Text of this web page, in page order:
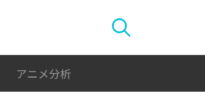
アニメ分析